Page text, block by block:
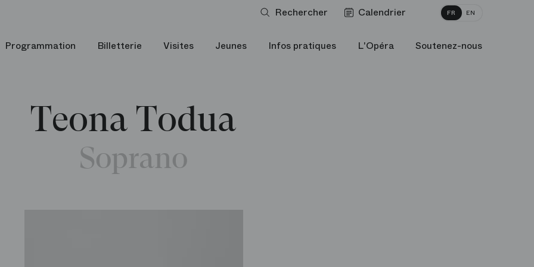
Rechercher Calendrier FR EN
Programmation Billetterie Visites Jeunes Infos pratiques L'Opéra Soutenez-nous
Teona Todua
Soprano